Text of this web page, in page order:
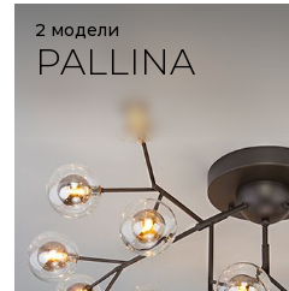
2 модели
PALLINA